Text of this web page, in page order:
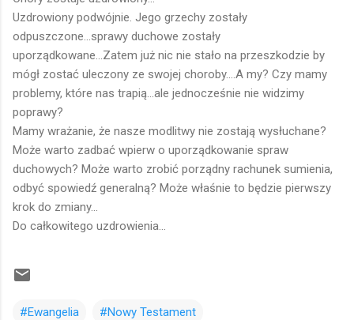
Uzdrowiony podwójnie. Jego grzechy zostały
odpuszczone...sprawy duchowe zostały
uporządkowane...Zatem już nic nie stało na przeszkodzie by
mógł zostać uleczony ze swojej choroby....A my? Czy mamy
problemy, które nas trapią...ale jednocześnie nie widzimy
poprawy?
Mamy wrażanie, że nasze modlitwy nie zostają wysłuchane?
Może warto zadbać wpierw o uporządkowanie spraw
duchowych? Może warto zrobić porządny rachunek sumienia,
odbyć spowiedź generalną? Może właśnie to będzie pierwszy
krok do zmiany...
Do całkowitego uzdrowienia...
#Ewangelia #Nowy Testament